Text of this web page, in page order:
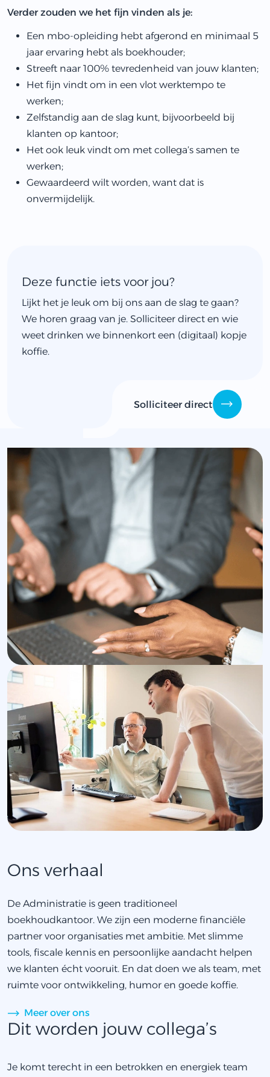
Verder zouden we het fijn vinden als je:
Een mbo-opleiding hebt afgerond en minimaal 5
jaar ervaring hebt als boekhouder;
Streeft naar 100% tevredenheid van jouw klanten;
Het fijn vindt om in een vlot werktempo te
werken;
Zelfstandig aan de slag kunt, bijvoorbeeld bij
klanten op kantoor;
Het ook leuk vindt om met collega’s samen te
werken;
Gewaardeerd wilt worden, want dat is
onvermijdelijk.
Deze functie iets voor jou?
Lijkt het je leuk om bij ons aan de slag te gaan?
We horen graag van je. Solliciteer direct en wie
weet drinken we binnenkort een (digitaal) kopje
koffie.
Solliciteer direct
Ons verhaal
De Administratie is geen traditioneel
boekhoudkantoor. We zijn een moderne financiële
partner voor organisaties met ambitie. Met slimme
tools, fiscale kennis en persoonlijke aandacht helpen
we klanten écht vooruit. En dat doen we als team, met
ruimte voor ontwikkeling, humor en goede koffie.
Meer over ons
Dit worden jouw collega’s
Je komt terecht in een betrokken en energiek team